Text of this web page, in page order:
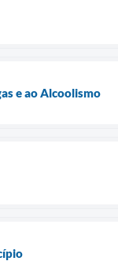
e ao Alcoolismo